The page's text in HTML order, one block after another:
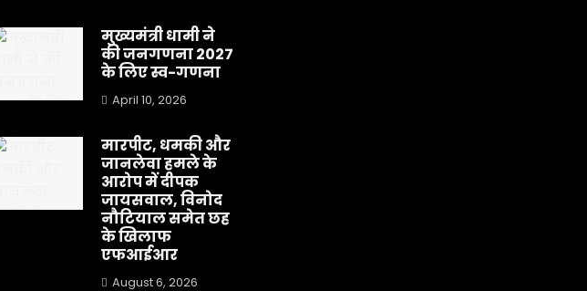
मुख्यमंत्री धामी ने
की जनगणना 2027
के लिए स्व-गणना
April 10, 2026
मारपीट, धमकी और
जानलेवा हमले के
आरोप में दीपक
जायसवाल, विनोद
नौटियाल समेत छह
के खिलाफ
एफआईआर
August 6, 2026